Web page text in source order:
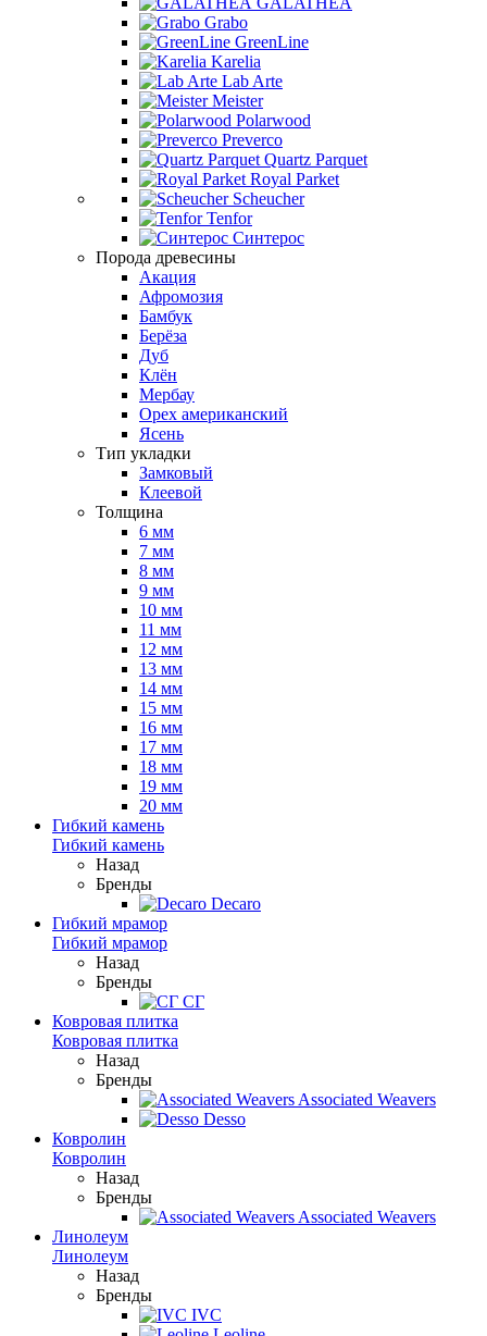
Grabo
GreenLine
Karelia
Lab Arte
Meister
Polarwood
Preverco
Quartz Parquet
Royal Parket
Scheucher
Tenfor
Синтерос
Порода древесины
Акация
Афромозия
Бамбук
Берёза
Дуб
Клён
Мербау
Орех американский
Ясень
Тип укладки
Замковый
Клеевой
Толщина
6 мм
7 мм
8 мм
9 мм
10 мм
11 мм
12 мм
13 мм
14 мм
15 мм
16 мм
17 мм
18 мм
19 мм
20 мм
Гибкий камень
Гибкий камень
Назад
Бренды
Decaro
Гибкий мрамор
Гибкий мрамор
Назад
Бренды
СГ
Ковровая плитка
Ковровая плитка
Назад
Бренды
Associated Weavers
Desso
Ковролин
Ковролин
Назад
Бренды
Associated Weavers
Линолеум
Линолеум
Назад
Бренды
IVC